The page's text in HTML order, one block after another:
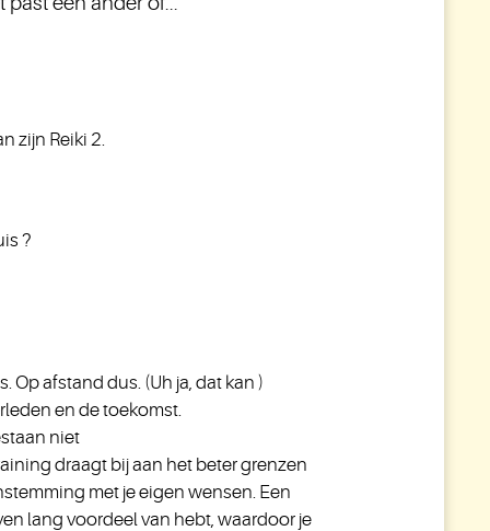
zijn Reiki 2.
?
afstand dus. (Uh ja, dat kan )
en de toekomst.
niet
draagt bij aan het beter grenzen
met je eigen wensen. Een
lang voordeel van hebt, waardoor je